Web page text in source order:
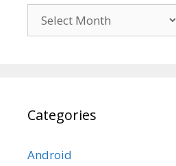
Categories
Android